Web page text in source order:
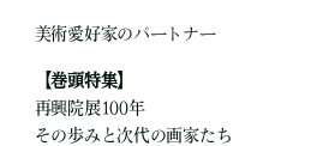
美術愛好家のパートナー
【巻頭特集】
再興院展100年
その歩みと次代の画家たち